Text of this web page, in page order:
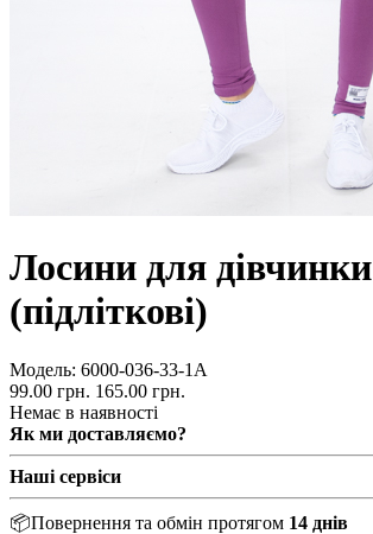
Лосини для дівчинки
(підліткові)
Модель: 6000-036-33-1А
99.00 грн. 165.00 грн.
Немає в наявності
Як ми доставляємо?
Наші сервіси
📦Повернення та обмін протягом 14 днів